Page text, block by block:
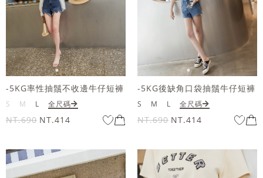
-5KG率性抽鬚不收邊牛仔短褲
S M L 全尺碼
NT.690 NT.414
-5KG後缺角口袋抽鬚牛仔短褲
S M L 全尺碼
NT.690 NT.414